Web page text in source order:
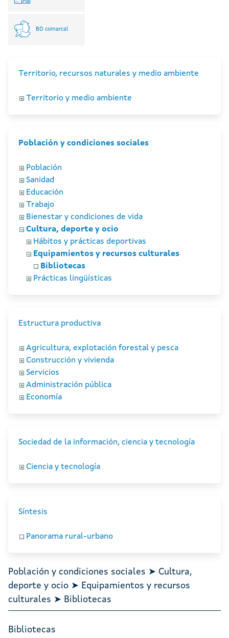
BD comarcal
Territorio, recursos naturales y medio ambiente
Territorio y medio ambiente
Población y condiciones sociales
Población
Sanidad
Educación
Trabajo
Bienestar y condiciones de vida
Cultura, deporte y ocio
Hábitos y prácticas deportivas
Equipamientos y recursos culturales
Bibliotecas
Prácticas lingüísticas
Estructura productiva
Agricultura, explotación forestal y pesca
Construcción y vivienda
Servicios
Administración pública
Economía
Sociedad de la información, ciencia y tecnología
Ciencia y tecnología
Síntesis
Panorama rural-urbano
Población y condiciones sociales ➤ Cultura,
deporte y ocio ➤ Equipamientos y recursos
culturales ➤ Bibliotecas
Bibliotecas